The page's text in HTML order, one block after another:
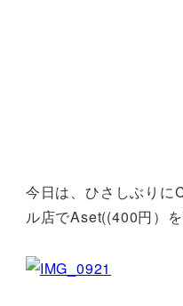
今日は、ひさしぶり
ル店でAset((400円）を